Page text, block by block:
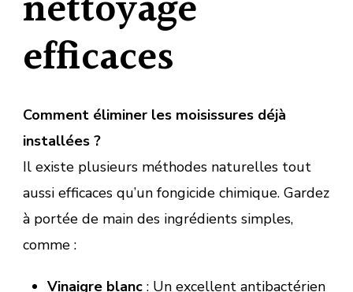
efficaces
Comment éliminer les moisissures déjà
installées ?
Il existe plusieurs méthodes naturelles tout
aussi efficaces qu’un fongicide chimique. Gardez
à portée de main des ingrédients simples,
comme :
Vinaigre blanc: Un excellent antibactérien